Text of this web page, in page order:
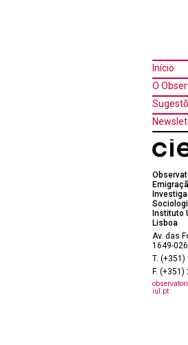
Início
O
Instituto
Lisboa
Av. das
1649-
T.
F.
iul.pt